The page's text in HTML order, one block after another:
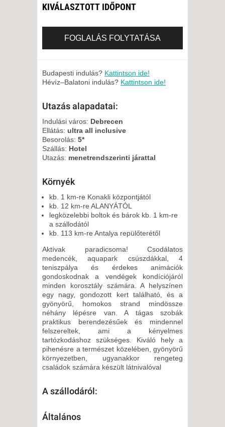
VASÁRNAP -
2026. AUGUSZTUS 30.,
2026. AUGUSZTUS 30.,
VASÁRNAP -
2026. SZEPTEMBER 06.,
VASÁRNAP -
8 NAP / 7 ÉJSZAKA
2026. SZEPTEMBER 13.,
15 NAP / 14 ÉJSZAKA
VASÁRNAP -
8 NAP / 7 ÉJSZAKA
2026. SZEPTEMBER 20.,
8 NAP / 7 ÉJSZAKA
KIVÁLASZTOTT IDŐPONT
FOGLALÁS FOLYTATÁSA
Budapesti indulás? Kattintson ide!
Hévíz–Balatoni indulás? Kattintson ide!
Utazás alapadatai:
Indulási város: Debrecen
Ellátás: ultra all inclusive
Besorolás: 5*
Szállás: Hotel
Utazás: menetrendszerinti járattal
Környék
kb. 1 km-re Konakli központjától
kb. 12 km-re ALANYÁTÓL
legközelebbi boltok és bárok kb. 1 km-re
a szállodától
kb. 113 km-re Antalya repülőterétől
Aktívak paradicsoma! Csodálatos
medencék, aquapark csúszdákkal, 4
teniszpálya és érdekes animációk
gondoskodnak a vendégek kondíciójáról
minden korosztály számára. A helyszínen
egy nagy, gondozott kert található, és a
gyönyörű, homokos strand mindössze
néhány lépésre van. A tágas szobák
praktikus berendezésűek és mindennel
felszereltek, ami a kényelmes
tartózkodáshoz szükséges. Kiváló hely a
pihenésre a természet közelében, gyönyörű
környezetben, ugyanakkor rengeteg
családok számára készült látnivalóval
A szállodáról:
Általános